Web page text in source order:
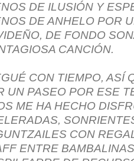
DE ILUSIÓN Y
DE ANHELO POR
DE FONDO
CANCIÓN.
CON TIEMPO, ASÍ
UN PASEO POR ESE
ME HA HECHO
CON
ENTRE